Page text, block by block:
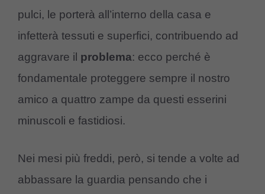
pulci, le porterà all’interno della casa e
infetterà tessuti e superfici, contribuendo ad
aggravare il problema: ecco perché è
fondamentale proteggere sempre il nostro
amico a quattro zampe da questi esserini
minuscoli e fastidiosi.
Nei mesi più freddi, però, si tende a volte ad
abbassare la guardia pensando che i